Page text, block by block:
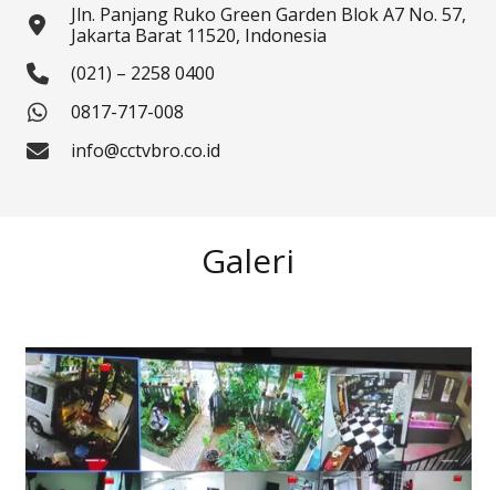
Jln. Panjang Ruko Green Garden Blok A7 No. 57,
Jakarta Barat 11520, Indonesia
(021) – 2258 0400
0817-717-008
info@cctvbro.co.id
Galeri